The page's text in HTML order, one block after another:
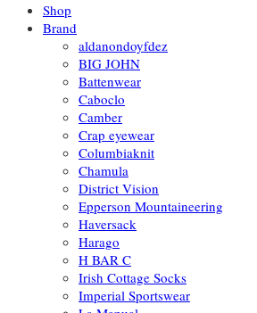
Shop
Brand
aldanondoyfdez
BIG JOHN
Battenwear
Caboclo
Camber
Crap eyewear
Columbiaknit
Chamula
District Vision
Epperson Mountaineering
Haversack
Harago
H BAR C
Irish Cottage Socks
Imperial Sportswear